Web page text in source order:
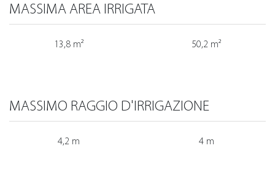
MASSIMA AREA IRRIGATA
13,8 m² 50,2 m²
MASSIMO RAGGIO D'IRRIGAZIONE
4,2 m 4 m